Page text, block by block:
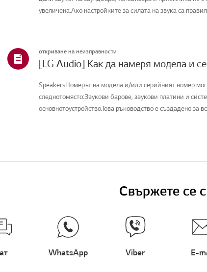
увеличена.Ако настройките за силата на звука са
откриване на неизправности
SpeakersНомерът на модела и/или серийният номер
следнотомясто:Звукови барове, звукови платини и
основнотоустройство.Това ръководство е създадено за
Свържете се
WhatsApp Viber E-